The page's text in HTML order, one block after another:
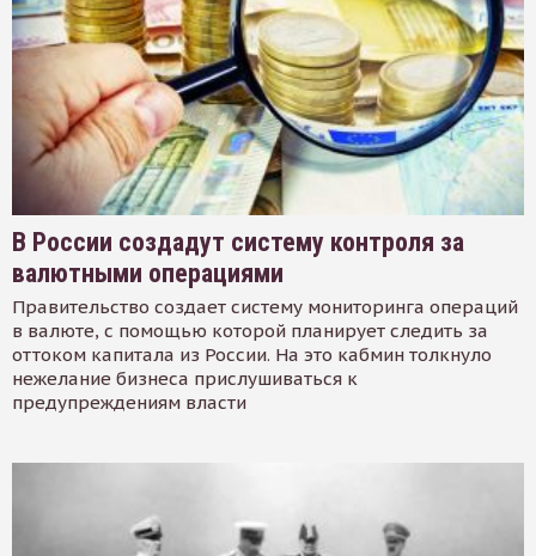
В России создадут систему контроля за
валютными операциями
Правительство создает систему мониторинга операций
в валюте, с помощью которой планирует следить за
оттоком капитала из России. На это кабмин толкнуло
нежелание бизнеса прислушиваться к
предупреждениям власти